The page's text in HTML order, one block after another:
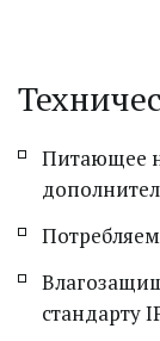
Питающее
стандарту